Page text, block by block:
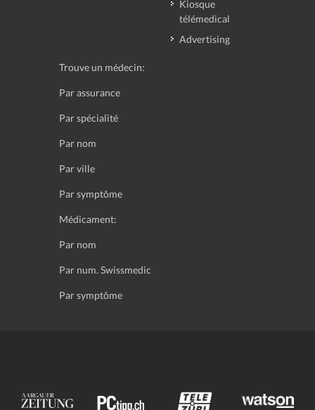
Kiosque
télémedical
Advertising
Trouve un médecin:
Par assurance
Par spécialité
Par nom
Par ville
Par symptôme
Médicament:
Par nom
Par num. Swissmedic
Par symptôme